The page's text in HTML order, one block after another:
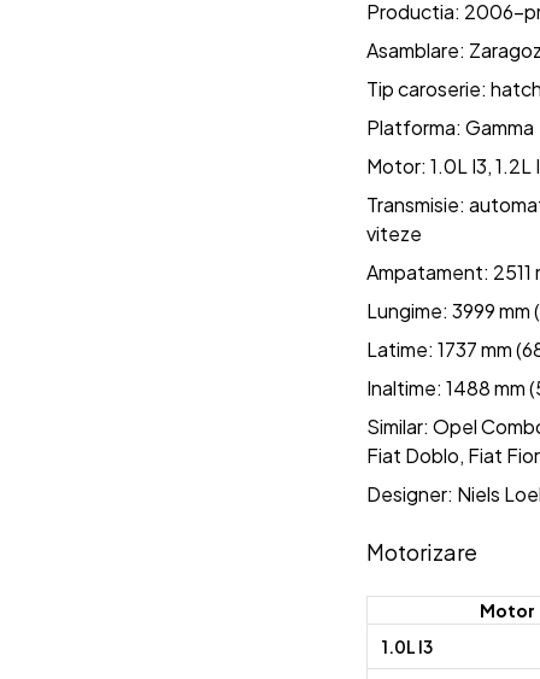
Productia: 2006-
Asamblare:
Tip caroserie:
Platforma: Gamma
Motor: 1.0L I3, 1.2L
Transmisie:
viteze
Ampatament: 2511
Lungime: 3999 mm
Latime: 1737 mm
Inaltime: 1488 mm
Similar: Opel
Fiat Doblo, Fiat
Designer: Niels
Motorizare
Motor
1.0L I3